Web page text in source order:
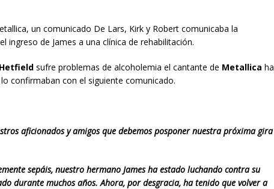
un comunicado De Lars, Kirk y Robert comunicaba la
ingreso de James a una clínica de rehabilitación.
sufre problemas de alcoholemia el cantante de Metallica ha
confirmaban con el siguiente comunicado.
aficionados y amigos que debemos posponer nuestra próxima gira
sepáis, nuestro hermano James ha estado luchando contra su
durante muchos años. Ahora, por desgracia, ha tenido que volver a